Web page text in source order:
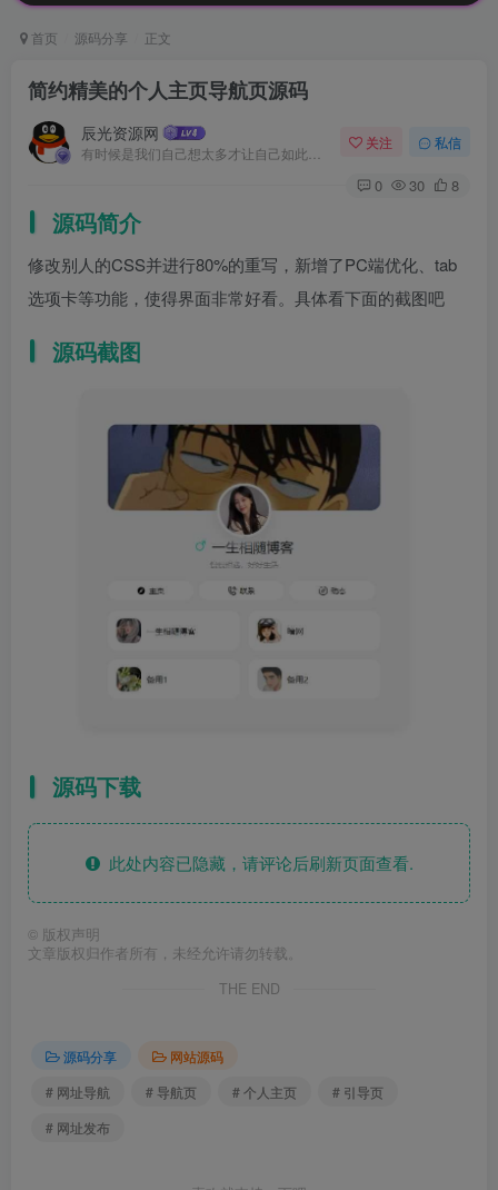
首页 源码分享 正文
简约精美的个人主页导航页源码
辰光资源网 关注 私信
0 30 8
源码简介
修改别人的CSS并进行80%的重写，新增了PC端优化、tab
选项卡等功能，使得界面非常好看。具体看下面的截图吧
源码截图
源码下载
此处内容已隐藏，请评论后刷新页面查看.
© 版权声明
文章版权归作者所有，未经允许请勿转载。
THE END
源码分享
网站源码
# 网址导航
# 导航页 # 个人主页
# 引导页
# 网址发布